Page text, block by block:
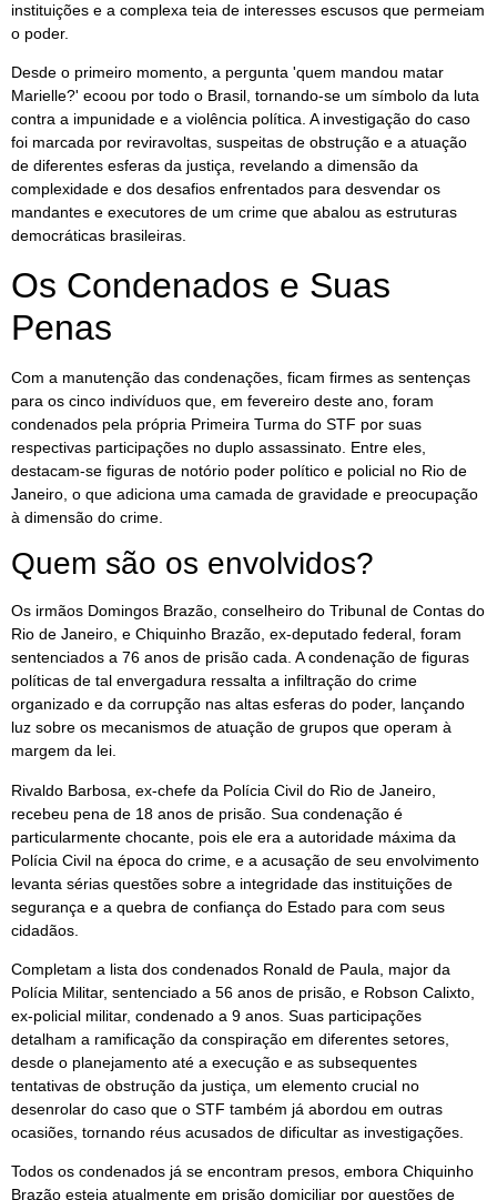
instituições e a complexa teia de interesses escusos que permeiam
o poder.
Desde o primeiro momento, a pergunta 'quem mandou matar
Marielle?' ecoou por todo o Brasil, tornando-se um símbolo da luta
contra a impunidade e a violência política. A investigação do caso
foi marcada por reviravoltas, suspeitas de obstrução e a atuação
de diferentes esferas da justiça, revelando a dimensão da
complexidade e dos desafios enfrentados para desvendar os
mandantes e executores de um crime que abalou as estruturas
democráticas brasileiras.
Os Condenados e Suas
Penas
Com a manutenção das condenações, ficam firmes as sentenças
para os cinco indivíduos que, em fevereiro deste ano, foram
condenados pela própria Primeira Turma do STF por suas
respectivas participações no duplo assassinato. Entre eles,
destacam-se figuras de notório poder político e policial no Rio de
Janeiro, o que adiciona uma camada de gravidade e preocupação
à dimensão do crime.
Quem são os envolvidos?
Os irmãos Domingos Brazão, conselheiro do Tribunal de Contas do
Rio de Janeiro, e Chiquinho Brazão, ex-deputado federal, foram
sentenciados a 76 anos de prisão cada. A condenação de figuras
políticas de tal envergadura ressalta a infiltração do crime
organizado e da corrupção nas altas esferas do poder, lançando
luz sobre os mecanismos de atuação de grupos que operam à
margem da lei.
Rivaldo Barbosa, ex-chefe da Polícia Civil do Rio de Janeiro,
recebeu pena de 18 anos de prisão. Sua condenação é
particularmente chocante, pois ele era a autoridade máxima da
Polícia Civil na época do crime, e a acusação de seu envolvimento
levanta sérias questões sobre a integridade das instituições de
segurança e a quebra de confiança do Estado para com seus
cidadãos.
Completam a lista dos condenados Ronald de Paula, major da
Polícia Militar, sentenciado a 56 anos de prisão, e Robson Calixto,
ex-policial militar, condenado a 9 anos. Suas participações
detalham a ramificação da conspiração em diferentes setores,
desde o planejamento até a execução e as subsequentes
tentativas de obstrução da justiça, um elemento crucial no
desenrolar do caso que o STF também já abordou em outras
ocasiões, tornando réus acusados de dificultar as investigações.
Todos os condenados já se encontram presos, embora Chiquinho
Brazão esteja atualmente em prisão domiciliar por questões de